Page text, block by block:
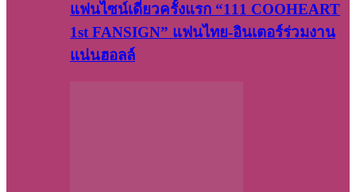
แฟนไซน์เดี่ยวครั้งแรก “111 COOHEART
1st FANSIGN” แฟนไทย-อินเตอร์ร่วมงาน
แน่นฮอลล์